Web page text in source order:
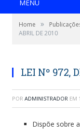
MENU
Home »
ABRIL DE 2010
LEI Nº 972,
POR ADMINISTRADOR EM
Dispõe sobre